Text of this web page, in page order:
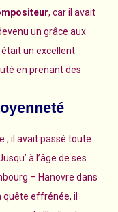
, car il avait
un grâce aux
un excellent
en prenant des
; il avait passé toute
à l’âge de ses
– Hanovre dans
quête effrénée, il